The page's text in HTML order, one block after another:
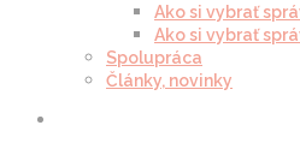
Ako si vybrať
Ako si vybrať
Spolupráca
Články, novinky